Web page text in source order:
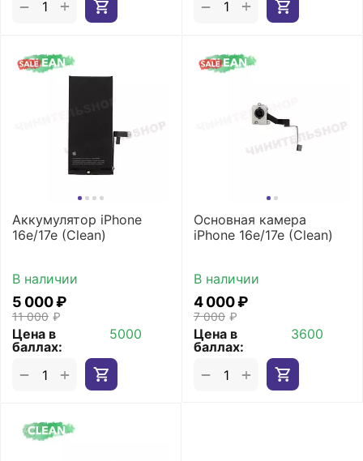
+
− +
−
Аккумулятор iPhone
16e/17e (Clean)
В наличии
11 000 ₽
5 000₽
Цена в
баллах:
5000
+
−
Основная камера
iPhone 16e/17e (Clean)
В наличии
7 000 ₽
4 000₽
Цена в
баллах:
3600
+
−